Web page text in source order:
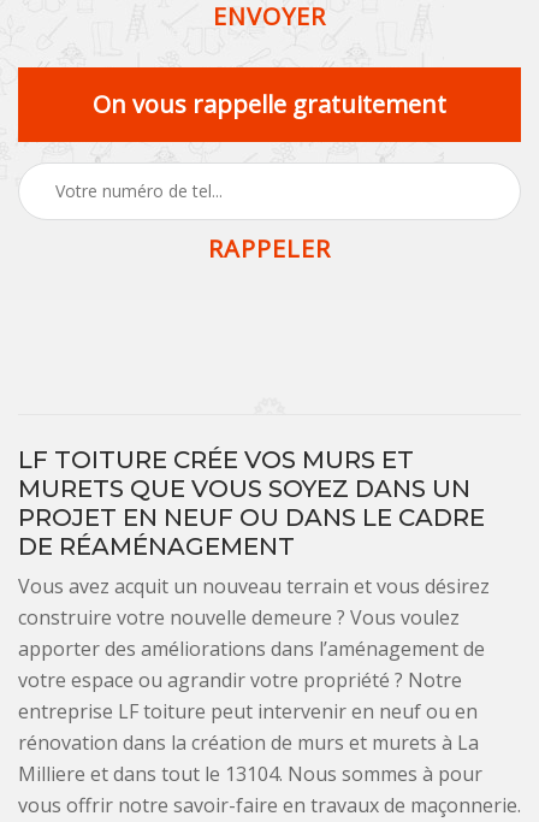
On vous rappelle gratuitement
LF TOITURE CRÉE VOS MURS ET
MURETS QUE VOUS SOYEZ DANS UN
PROJET EN NEUF OU DANS LE CADRE
DE RÉAMÉNAGEMENT
Vous avez acquit un nouveau terrain et vous désirez
construire votre nouvelle demeure ? Vous voulez
apporter des améliorations dans l’aménagement de
votre espace ou agrandir votre propriété ? Notre
entreprise LF toiture peut intervenir en neuf ou en
rénovation dans la création de murs et murets à La
Milliere et dans tout le 13104. Nous sommes à pour
vous offrir notre savoir-faire en travaux de maçonnerie.